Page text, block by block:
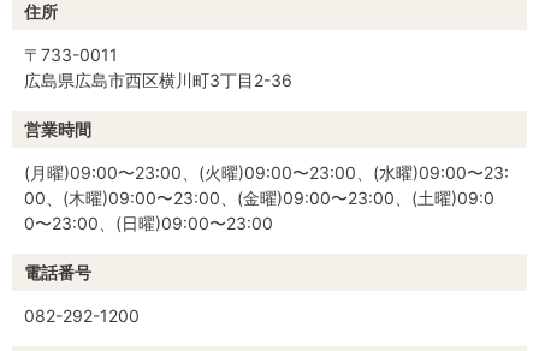
住所
〒733-0011
広島県広島市西区横川町3丁目2-36
営業時間
(月曜)09:00〜23:00、(火曜)09:00〜23:00、(水曜)09:00〜23:
00、(木曜)09:00〜23:00、(金曜)09:00〜23:00、(土曜)09:0
0〜23:00、(日曜)09:00〜23:00
電話番号
082-292-1200